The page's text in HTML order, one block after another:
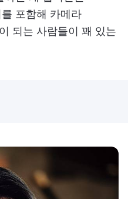
포함해 카메라
되는 사람들이 꽤 있는